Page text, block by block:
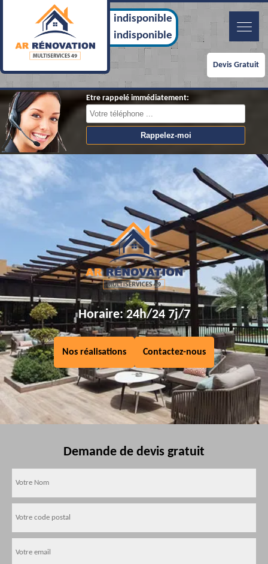
indisponible
indisponible
Devis Gratuit
Etre rappelé immédiatement:
Horaire: 24h/24 7j/7
Nos réalisations Contactez-nous
Demande de devis gratuit